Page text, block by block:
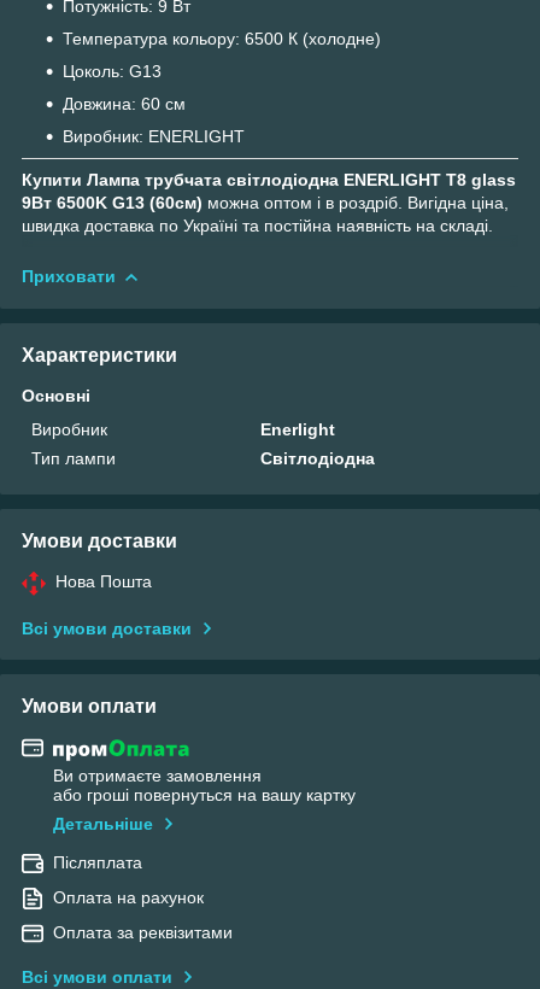
Потужність: 9 Вт
Температура кольору: 6500 К (холодне)
Цоколь: G13
Довжина: 60 см
Виробник: ENERLIGHT
Купити Лампа трубчата світлодіодна ENERLIGHT T8 glass
9Вт 6500K G13 (60см) можна оптом і в роздріб. Вигідна ціна,
швидка доставка по Україні та постійна наявність на складі.
Приховати
Характеристики
Основні
Виробник
Enerlight
Тип лампи
Світлодіодна
Умови доставки
Нова Пошта
Всі умови доставки
Умови оплати
Ви отримаєте замовлення
або гроші повернуться на вашу картку
Детальніше
Післяплата
Оплата на рахунок
Оплата за реквізитами
Всі умови оплати